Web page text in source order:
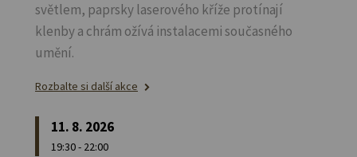
světlem, paprsky laserového kříže protínají
klenby a chrám ožívá instalacemi současného
umění.
Rozbalte si další akce
11. 8. 2026
19:30 - 22:00